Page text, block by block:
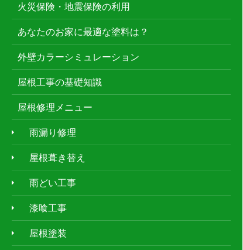
火災保険・地震保険の利用
あなたのお家に最適な塗料は？
外壁カラーシミュレーション
屋根工事の基礎知識
屋根修理メニュー
雨漏り修理
屋根葺き替え
雨どい工事
漆喰工事
屋根塗装